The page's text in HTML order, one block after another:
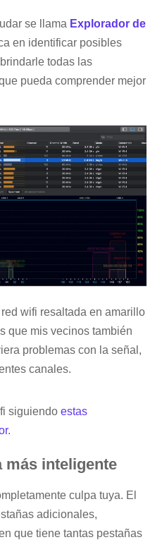
se llama Explorador de
en identificar posibles
todas las
pueda comprender mejor
wifi resaltada en amarillo
que mis vecinos también
problemas con la señal,
canales.
siguiendoestas
.
más inteligente
culpa tuya. El
adicionales,
que tiene tantas pestañas